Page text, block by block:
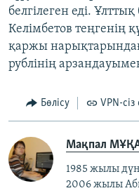
белгілеген еді.
Келімбетов теңгенің
қаржы
рублінің
Бөлісу VPN-сіз
Мақпал
1985 жылы
2006 жылы